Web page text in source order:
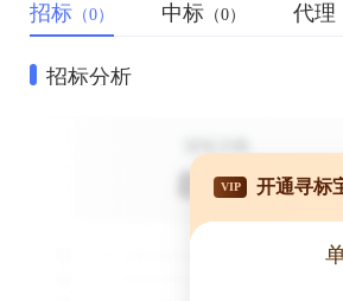
招标 （0） 中标 （0） 代理
招标分析
VIP 开通寻标